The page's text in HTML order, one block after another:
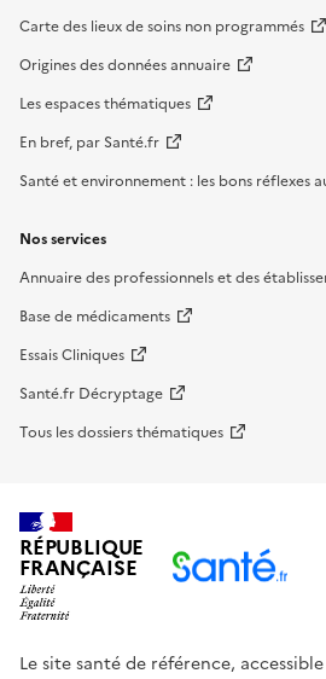
Carte des lieux de soins non programmés
Origines des données annuaire
Les espaces thématiques
En bref, par Santé.fr
Santé et environnement : les bons réflexes
Nos services
Annuaire des professionnels et des
Base de médicaments
Essais Cliniques
Santé.fr Décryptage
Tous les dossiers thématiques
RÉPUBLIQUE
FRANÇAISE
Le site santé de référence,